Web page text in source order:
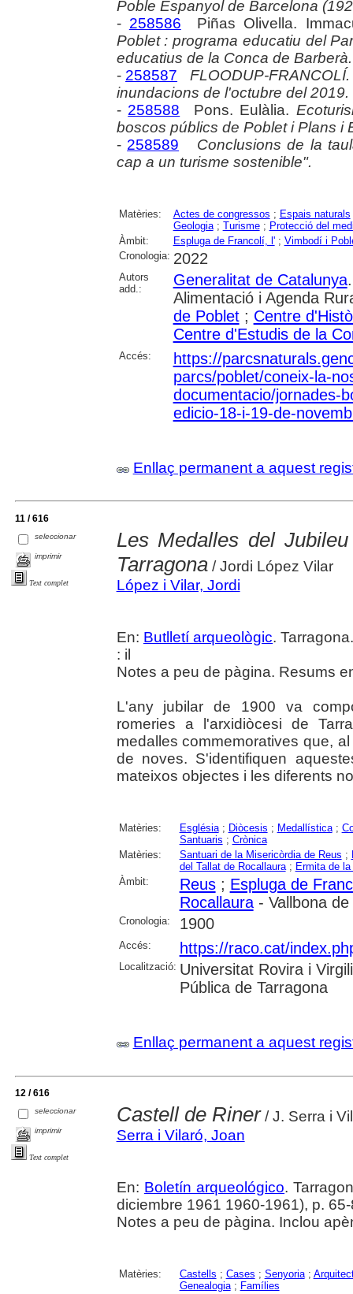
Poble Espanyol de Barcelona
- 258586 Piñas Olivella.
Poblet : programa educatiu del
educatius de la Conca de Barberà.
- 258587
FLOODUP-
inundacions de l'octubre del 2019.
- 258588 Pons. Eulàlia.
boscos públics de Poblet i Plans i
- 258589
Conclusions de la
cap a un turisme sostenible".
Matèries: Actes de congressos ; Espais naturals
Geologia; Turisme; Protecció del
Àmbit:
Espluga de Francolí, l'; Vimbodí i
Cronologia: 2022
Autors
add.:
Generalitat de Catalunya
Alimentació i Agenda
de Poblet; Centre
Centre d'Estudis de la
Accés:
https://
parcs/poblet/coneix-la-
documentacio/jornades-
edicio-18-i-19-de-
Enllaç permanent a aquest
11 / 616
seleccionar
imprimir
Text complet
Les Medalles del
Tarragona/ Jordi López Vilar
López i Vilar, Jordi
En: Butlletí arqueològic.
: il
Notes a peu de pàgina. Resums
L'any jubilar de 1900 va
romeries a l'arxidiòcesi de
medalles commemoratives que,
de noves. S'identifiquen
mateixos objectes i les diferents
Matèries: Església; Diòcesis ; Medallística;
Santuaris ; Crònica
Matèries:
Santuari de la Misericòrdia de Reus ;
del Tallat de Rocallaura; Ermita de
Àmbit:
Reus; Espluga de
Rocallaura- Vallbona de
Cronologia: 1900
Accés: https://raco.cat/
Localització: Universitat Rovira i
Pública de Tarragona
Enllaç permanent a aquest
12 / 616
seleccionar
imprimir
Text complet
Castell de Riner/ J. Serra i
Serra i Vilaró, Joan
En: Boletín arqueológico.
diciembre 1961 1960-1961), p. 65-
Notes a peu de pàgina. Inclou
Matèries: Castells ; Cases ; Senyoria;
Genealogia; Famílies